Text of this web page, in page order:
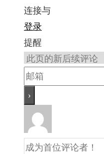
连接与
登录
提醒